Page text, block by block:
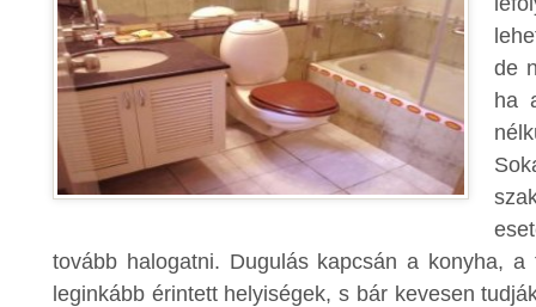
de
ha
tovább halogatni. Dugulás kapcsán a konyha,
leginkább érintett helyiségek, s bár kevesen